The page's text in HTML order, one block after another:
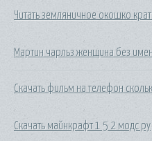
Читать земляничное окошко
Мартин чарльз женщина без
Скачать фильм на телефон
Скачать майнкрафт 1 5 2 модс ру